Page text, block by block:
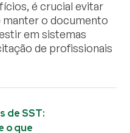
é crucial evitar
o documento
em sistemas
de profissionais
de SST:
o que